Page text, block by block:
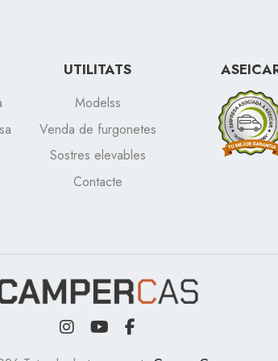
UTILITATS
Modelss
Venda de furgonetes
Sostres elevables
Contacte